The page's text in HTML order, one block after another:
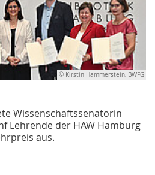
© Kirstin Hammerstein, BWFG
Wissenschaftssenatorin
Lehrende der HAW Hamburg
aus.